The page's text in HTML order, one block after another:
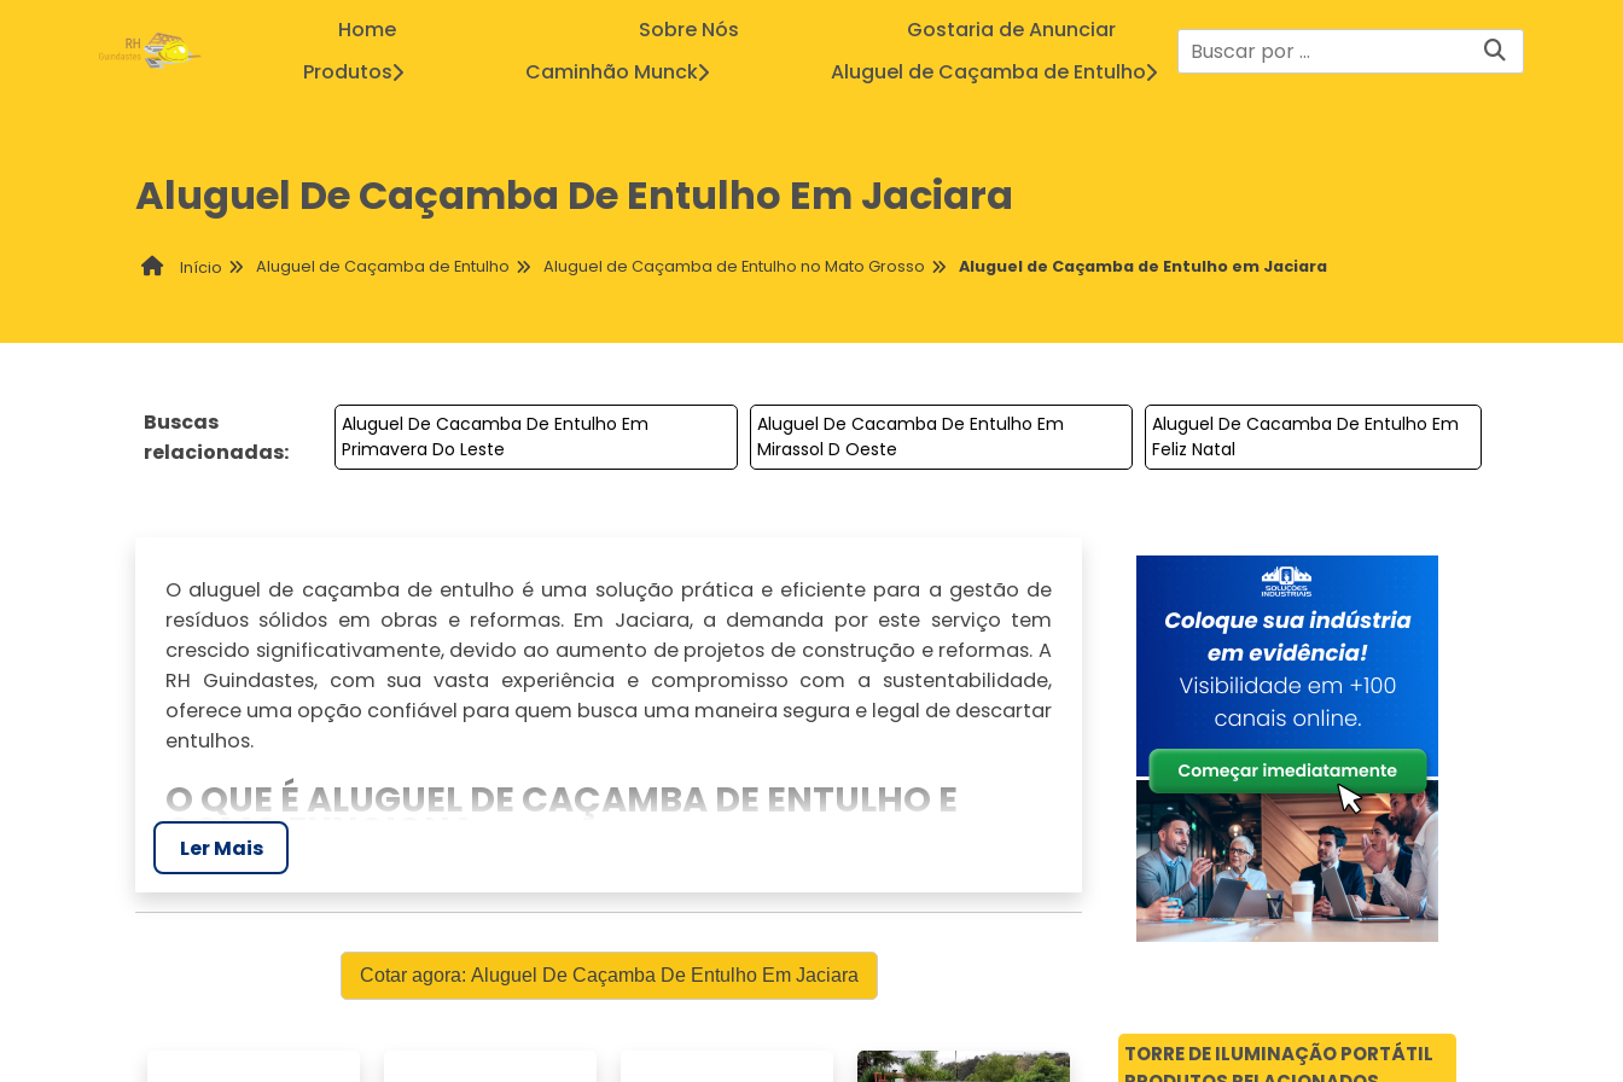
Home Sobre Nós
Gostaria de Anunciar
Produtos
Caminhão Munck Aluguel de Caçamba de Entulho
Aluguel De Caçamba De Entulho Em Jaciara
Início Aluguel de Caçamba de Entulho Aluguel de Caçamba de Entulho no Mato Grosso Aluguel de Caçamba de Entulho em Jaciara
Buscas
relacionadas:
Aluguel De Cacamba De Entulho Em
Primavera Do Leste
Aluguel De Cacamba De Entulho Em
Mirassol D Oeste
Aluguel De Cacamba De Entulho Em
Feliz Natal
O aluguel de caçamba de entulho é uma solução prática e eficiente para a gestão de
resíduos sólidos em obras e reformas. Em Jaciara, a demanda por este serviço tem
crescido significativamente, devido ao aumento de projetos de construção e reformas. A
RH Guindastes, com sua vasta experiência e compromisso com a sustentabilidade,
oferece uma opção confiável para quem busca uma maneira segura e legal de descartar
entulhos.
O QUE É ALUGUEL DE CAÇAMBA DE ENTULHO E
COMO FUNCIONA
O aluguel de caçamba de entulho é um serviço que facilita a coleta e descarte de
resíduos gerados em construções, reformas e demolições. Esse serviço é essencial para
garantir que o descarte seja feito de acordo com as regulamentações locais, evitando
problemas legais e contribuindo para a preservação do meio ambiente.
Ler Mais
Cotar agora: Aluguel De Caçamba De Entulho Em Jaciara
TORRE DE ILUMINAÇÃO PORTÁTIL